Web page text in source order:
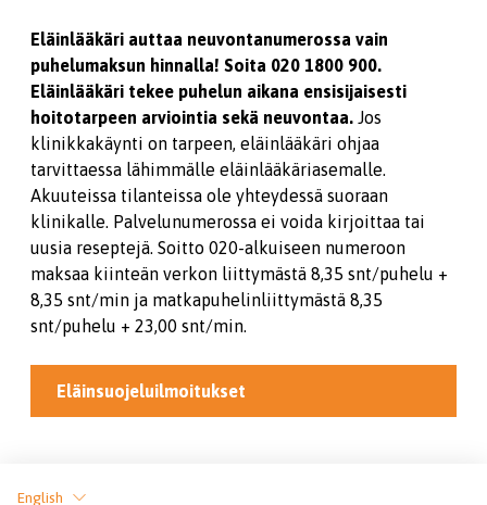
Eläinlääkäri auttaa neuvontanumerossa vain
puhelumaksun hinnalla! Soita 020 1800 900.
Eläinlääkäri tekee puhelun aikana ensisijaisesti
hoitotarpeen arviointia sekä neuvontaa. Jos
klinikkakäynti on tarpeen, eläinlääkäri ohjaa
tarvittaessa lähimmälle eläinlääkäriasemalle.
Akuuteissa tilanteissa ole yhteydessä suoraan
klinikalle. Palvelunumerossa ei voida kirjoittaa tai
uusia reseptejä. Soitto 020-alkuiseen numeroon
maksaa kiinteän verkon liittymästä 8,35 snt/puhelu +
8,35 snt/min ja matkapuhelinliittymästä 8,35
snt/puhelu + 23,00 snt/min.
Eläinsuojeluilmoitukset
English